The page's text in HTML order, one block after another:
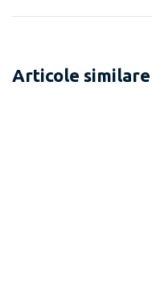
Articole similare